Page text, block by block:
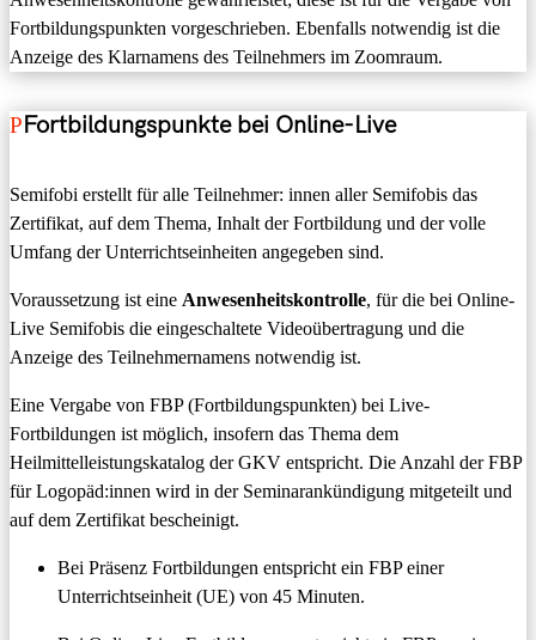
Fortbildungspunkten vorgeschrieben. Ebenfalls notwendig ist die
Anzeige des Klarnamens des Teilnehmers im Zoomraum.
Fortbildungspunkte bei Online-Live
Semifobi erstellt für alle Teilnehmer: innen aller Semifobis das
Zertifikat, auf dem Thema, Inhalt der Fortbildung und der volle
Umfang der Unterrichtseinheiten angegeben sind.
Voraussetzung ist eine Anwesenheitskontrolle, für die bei Online-
Live Semifobis die eingeschaltete Videoübertragung und die
Anzeige des Teilnehmernamens notwendig ist.
Eine Vergabe von FBP (Fortbildungspunkten) bei Live-
Fortbildungen ist möglich, insofern das Thema dem
Heilmittelleistungskatalog der GKV entspricht. Die Anzahl der FBP
für Logopäd:innen wird in der Seminarankündigung mitgeteilt und
auf dem Zertifikat bescheinigt.
Bei Präsenz Fortbildungen entspricht ein FBP einer
Unterrichtseinheit (UE) von 45 Minuten.